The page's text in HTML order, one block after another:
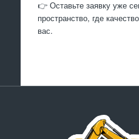
👉 Оставьте заявку уже
пространство, где
вас.